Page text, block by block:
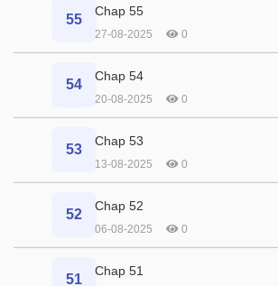
55
Chap 55
27-08-2025 0
54
Chap 54
20-08-2025 0
53
Chap 53
13-08-2025 0
52
Chap 52
06-08-2025 0
51
Chap 51